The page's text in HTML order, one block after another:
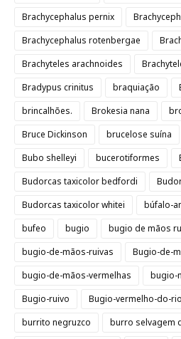
Brachycephalus pernix
Brachycephalus rotenbergae
Brachyteles arachnoides
Bradypus crinitus
braquiação
brincalhões.
Brokesia nana
Bruce Dickinson
brucelose suína
Bubo shelleyi
bucerotiformes
Budorcas taxicolor bedfordi
Budorcas taxicolor whitei
búfalo-
bufeo
bugio
bugio de mãos
bugio-de-mãos-ruivas
Bugio-de-
bugio-de-mãos-vermelhas
bugio-
Bugio-ruivo
Bugio-vermelho-do-
burrito negruzco
burro selvagem